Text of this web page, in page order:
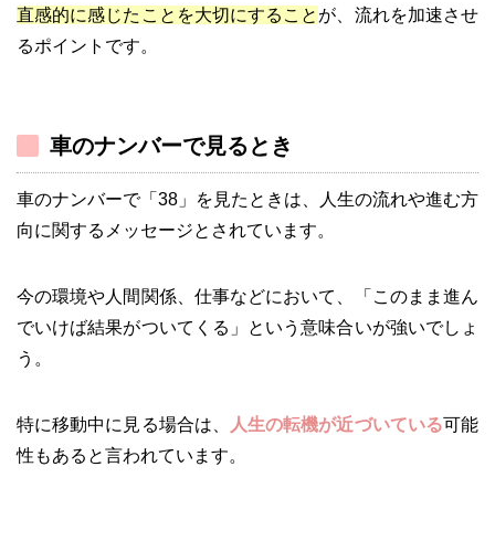
直感的に感じたことを大切にすること が、流れを加速させ
るポイントです。
車のナンバーで見るとき
車のナンバーで「38」を見たときは、人生の流れや進む方
向に関するメッセージとされています。
今の環境や人間関係、仕事などにおいて、「このまま進ん
でいけば結果がついてくる」という意味合いが強いでしょ
う。
特に移動中に見る場合は、 人生の転機が近づいている可能
性もあると言われています。